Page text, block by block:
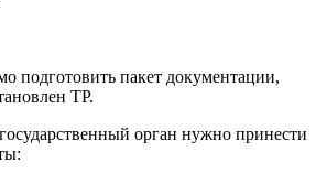
подготовить пакет документации,
ТР.
орган нужно принести